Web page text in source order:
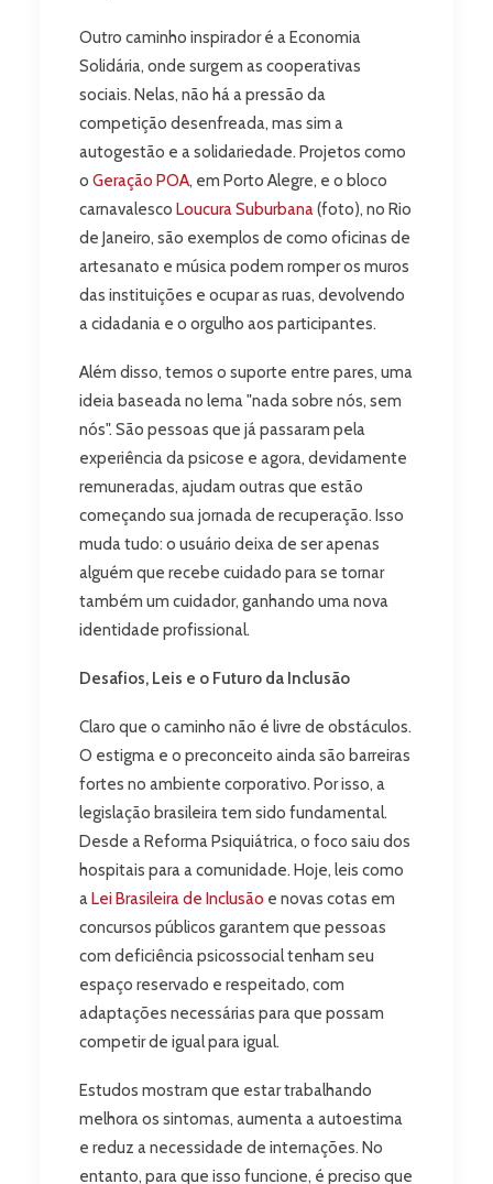
Outro caminho inspirador é a Economia
Solidária, onde surgem as cooperativas
sociais. Nelas, não há a pressão da
competição desenfreada, mas sim a
autogestão e a solidariedade. Projetos como
o Geração POA, em Porto Alegre, e o bloco
carnavalesco Loucura Suburbana(foto), no Rio
de Janeiro, são exemplos de como oficinas de
artesanato e música podem romper os muros
das instituições e ocupar as ruas, devolvendo
a cidadania e o orgulho aos participantes.
Além disso, temos o suporte entre pares, uma
ideia baseada no lema "nada sobre nós, sem
nós". São pessoas que já passaram pela
experiência da psicose e agora, devidamente
remuneradas, ajudam outras que estão
começando sua jornada de recuperação. Isso
muda tudo: o usuário deixa de ser apenas
alguém que recebe cuidado para se tornar
também um cuidador, ganhando uma nova
identidade profissional.
Desafios, Leis e o Futuro da Inclusão
Claro que o caminho não é livre de obstáculos.
O estigma e o preconceito ainda são barreiras
fortes no ambiente corporativo. Por isso, a
legislação brasileira tem sido fundamental.
Desde a Reforma Psiquiátrica, o foco saiu dos
hospitais para a comunidade. Hoje, leis como
aLei Brasileira de Inclusão e novas cotas em
concursos públicos garantem que pessoas
com deficiência psicossocial tenham seu
espaço reservado e respeitado, com
adaptações necessárias para que possam
competir de igual para igual.
Estudos mostram que estar trabalhando
melhora os sintomas, aumenta a autoestima
e reduz a necessidade de internações. No
entanto, para que isso funcione, é preciso que